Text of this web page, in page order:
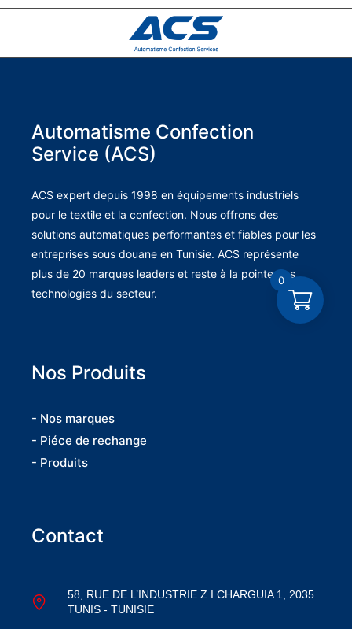
Automatisme Confection
Service (ACS)
ACS expert depuis 1998 en équipements industriels
pour le textile et la confection. Nous offrons des
solutions automatiques performantes et fiables pour les
entreprises sous douane en Tunisie. ACS représente
plus de 20 marques leaders et reste à la pointe des
technologies du secteur.
Nos Produits
- Nos marques
- Piéce de rechange
- Produits
Contact
58, RUE DE L’INDUSTRIE Z.I CHARGUIA 1, 2035
TUNIS - TUNISIE
0